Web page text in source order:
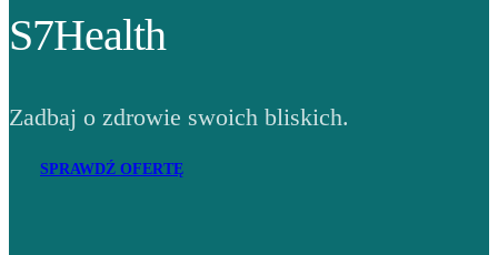
S7Health
Zadbaj o zdrowie swoich bliskich.
SPRAWDŹ OFERTĘ